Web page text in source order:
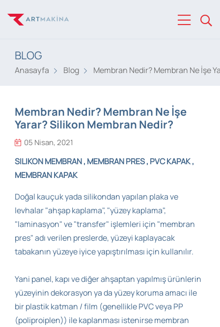
BLOG
Anasayfa Blog Membran Nedir? Membran Ne İşe
Membran Nedir? Membran Ne İşe
Yarar? Silikon Membran Nedir?
05 Nisan, 2021
SILIKON MEMBRAN , MEMBRAN PRES , PVC KAPAK ,
MEMBRAN KAPAK
Doğal kauçuk yada silikondan yapılan plaka ve
levhalar "ahşap kaplama", "yüzey kaplama",
"laminasyon" ve "transfer" işlemleri için "membran
pres" adı verilen preslerde, yüzeyi kaplayacak
tabakanın yüzeye iyice yapıştırılması için kullanılır.
Yani panel, kapı ve diğer ahşaptan yapılmış ürünlerin
yüzeyinin dekorasyon ya da yüzey koruma amacı ile
bir plastik katman / film (genellikle PVC veya PP
(poliproiplen)) ile kaplanması istenirse membran